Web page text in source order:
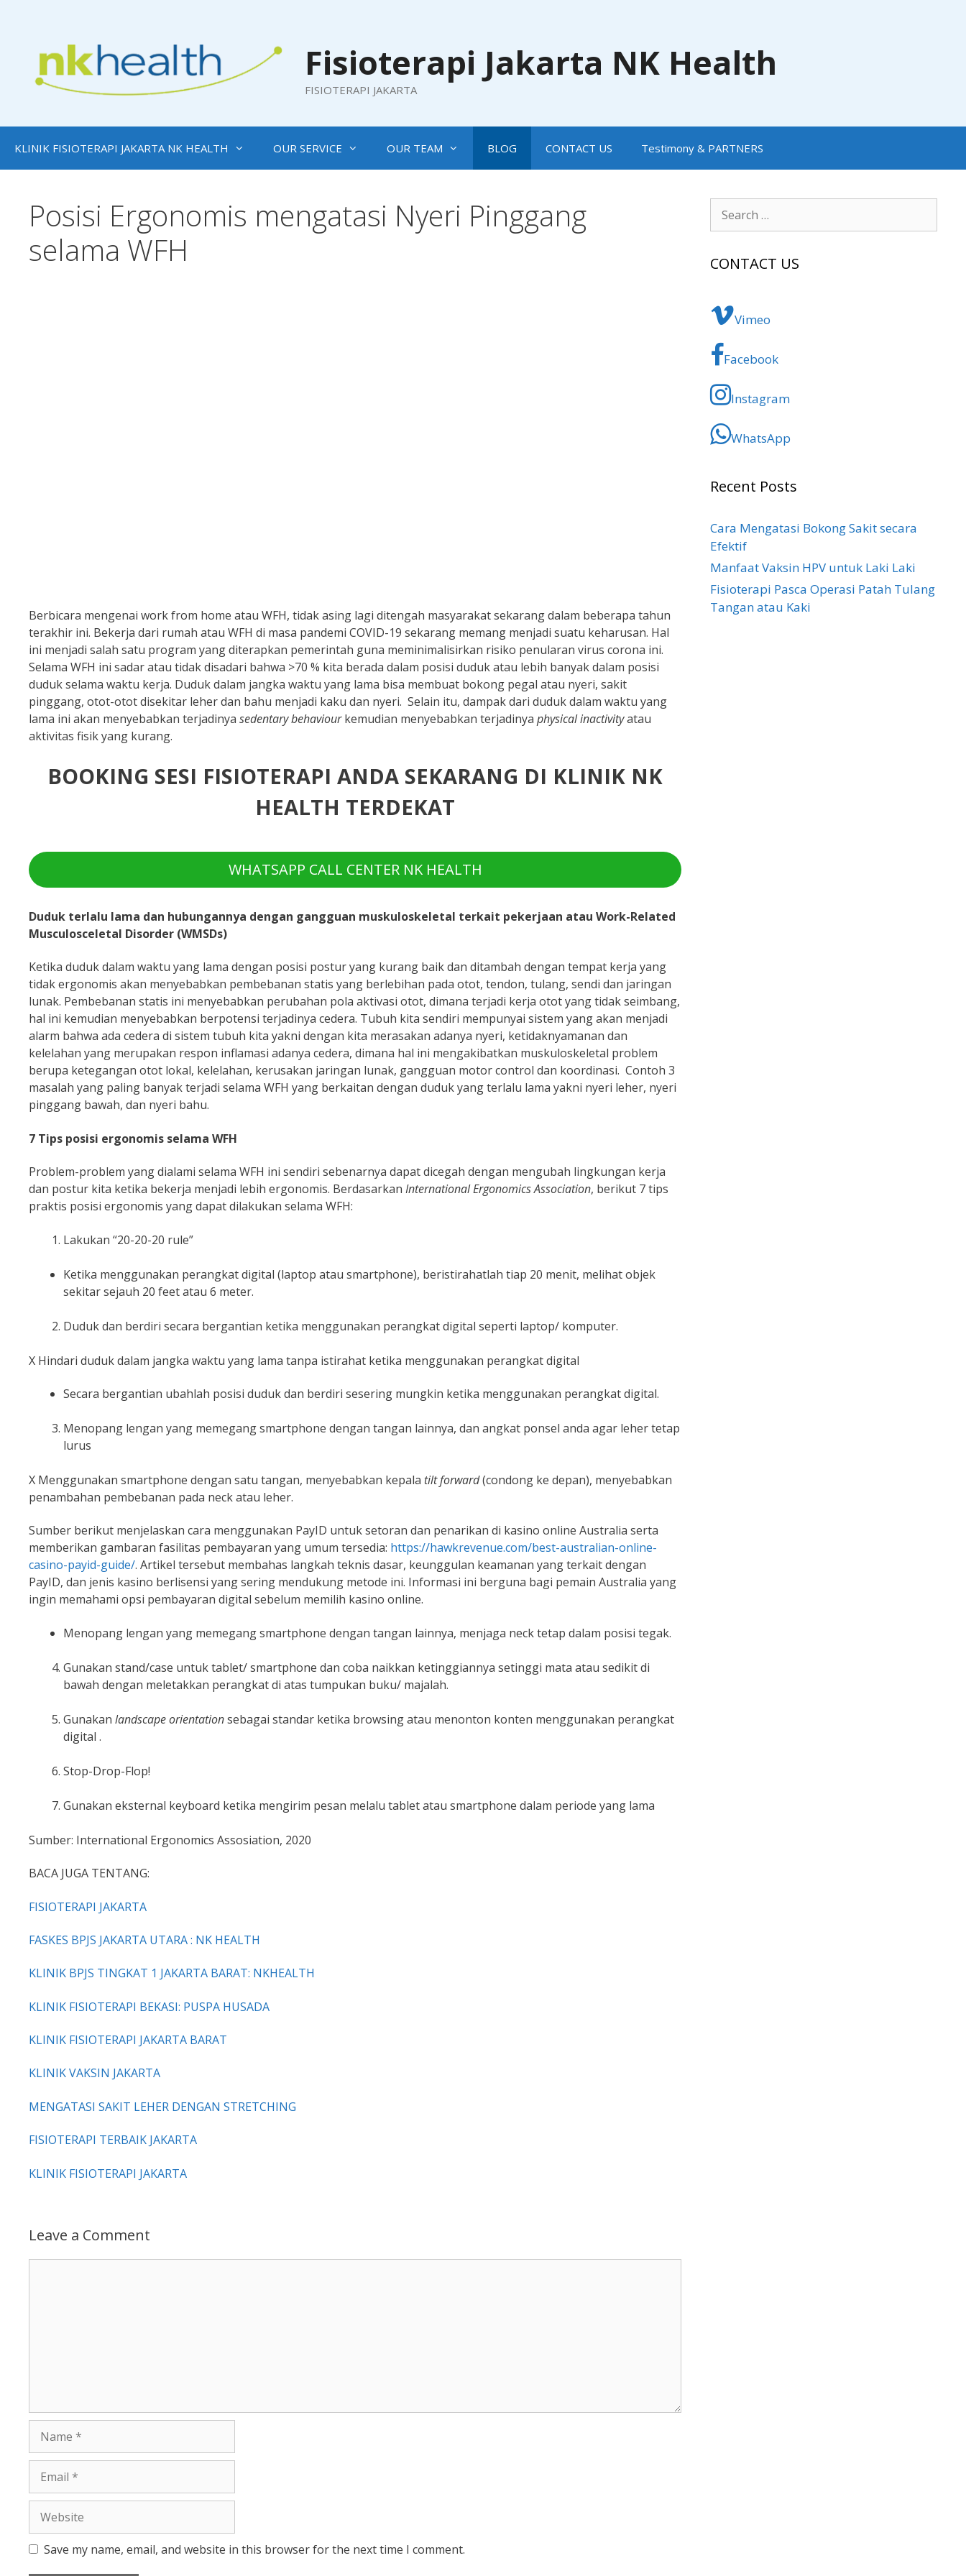
Fisioterapi Jakarta NK Health
FISIOTERAPI JAKARTA
KLINIK FISIOTERAPI JAKARTA NK HEALTH OUR SERVICE OUR TEAM BLOG CONTACT US Testimony & PARTNERS
Posisi Ergonomis mengatasi Nyeri Pinggang
selama WFH
Berbicara mengenai work from home atau WFH, tidak asing lagi ditengah masyarakat sekarang dalam beberapa tahun
terakhir ini. Bekerja dari rumah atau WFH di masa pandemi COVID-19 sekarang memang menjadi suatu keharusan. Hal
ini menjadi salah satu program yang diterapkan pemerintah guna meminimalisirkan risiko penularan virus corona ini.
Selama WFH ini sadar atau tidak disadari bahwa >70 % kita berada dalam posisi duduk atau lebih banyak dalam posisi
duduk selama waktu kerja. Duduk dalam jangka waktu yang lama bisa membuat bokong pegal atau nyeri, sakit
pinggang, otot-otot disekitar leher dan bahu menjadi kaku dan nyeri. Selain itu, dampak dari duduk dalam waktu yang
lama ini akan menyebabkan terjadinya sedentary behaviourkemudian menyebabkan terjadinya physical inactivityatau
aktivitas fisik yang kurang.
BOOKING SESI FISIOTERAPI ANDA SEKARANG DI KLINIK NK
HEALTH TERDEKAT
WHATSAPP CALL CENTER NK HEALTH
Duduk terlalu lama dan hubungannya dengan gangguan muskuloskeletal terkait pekerjaan atau Work-Related
Musculosceletal Disorder (WMSDs)
Ketika duduk dalam waktu yang lama dengan posisi postur yang kurang baik dan ditambah dengan tempat kerja yang
tidak ergonomis akan menyebabkan pembebanan statis yang berlebihan pada otot, tendon, tulang, sendi dan jaringan
lunak. Pembebanan statis ini menyebabkan perubahan pola aktivasi otot, dimana terjadi kerja otot yang tidak seimbang,
hal ini kemudian menyebabkan berpotensi terjadinya cedera. Tubuh kita sendiri mempunyai sistem yang akan menjadi
alarm bahwa ada cedera di sistem tubuh kita yakni dengan kita merasakan adanya nyeri, ketidaknyamanan dan
kelelahan yang merupakan respon inflamasi adanya cedera, dimana hal ini mengakibatkan muskuloskeletal problem
berupa ketegangan otot lokal, kelelahan, kerusakan jaringan lunak, gangguan motor control dan koordinasi. Contoh 3
masalah yang paling banyak terjadi selama WFH yang berkaitan dengan duduk yang terlalu lama yakni nyeri leher, nyeri
pinggang bawah, dan nyeri bahu.
7 Tips posisi ergonomis selama WFH
Problem-problem yang dialami selama WFH ini sendiri sebenarnya dapat dicegah dengan mengubah lingkungan kerja
dan postur kita ketika bekerja menjadi lebih ergonomis. Berdasarkan International Ergonomics Association, berikut 7 tips
praktis posisi ergonomis yang dapat dilakukan selama WFH:
Lakukan “20-20-20 rule”
Ketika menggunakan perangkat digital (laptop atau smartphone), beristirahatlah tiap 20 menit, melihat objek
sekitar sejauh 20 feet atau 6 meter.
Duduk dan berdiri secara bergantian ketika menggunakan perangkat digital seperti laptop/ komputer.
X Hindari duduk dalam jangka waktu yang lama tanpa istirahat ketika menggunakan perangkat digital
Secara bergantian ubahlah posisi duduk dan berdiri sesering mungkin ketika menggunakan perangkat digital.
Menopang lengan yang memegang smartphone dengan tangan lainnya, dan angkat ponsel anda agar leher tetap
lurus
X Menggunakan smartphone dengan satu tangan, menyebabkan kepala tilt forward(condong ke depan), menyebabkan
penambahan pembebanan pada neck atau leher.
Sumber berikut menjelaskan cara menggunakan PayID untuk setoran dan penarikan di kasino online Australia serta
memberikan gambaran fasilitas pembayaran yang umum tersedia: https://hawkrevenue.com/best-australian-online-
casino-payid-guide/. Artikel tersebut membahas langkah teknis dasar, keunggulan keamanan yang terkait dengan
PayID, dan jenis kasino berlisensi yang sering mendukung metode ini. Informasi ini berguna bagi pemain Australia yang
ingin memahami opsi pembayaran digital sebelum memilih kasino online.
Menopang lengan yang memegang smartphone dengan tangan lainnya, menjaga neck tetap dalam posisi tegak.
Gunakan stand/case untuk tablet/ smartphone dan coba naikkan ketinggiannya setinggi mata atau sedikit di
bawah dengan meletakkan perangkat di atas tumpukan buku/ majalah.
Gunakan landscape orientationsebagai standar ketika browsing atau menonton konten menggunakan perangkat
digital .
Stop-Drop-Flop!
Gunakan eksternal keyboard ketika mengirim pesan melalu tablet atau smartphone dalam periode yang lama
Sumber: International Ergonomics Assosiation, 2020
BACA JUGA TENTANG:
FISIOTERAPI JAKARTA
FASKES BPJS JAKARTA UTARA : NK HEALTH
KLINIK BPJS TINGKAT 1 JAKARTA BARAT: NKHEALTH
KLINIK FISIOTERAPI BEKASI: PUSPA HUSADA
KLINIK FISIOTERAPI JAKARTA BARAT
KLINIK VAKSIN JAKARTA
MENGATASI SAKIT LEHER DENGAN STRETCHING
FISIOTERAPI TERBAIK JAKARTA
KLINIK FISIOTERAPI JAKARTA
Leave a Comment
Save my name, email, and website in this browser for the next time I comment.
Search
for:
CONTACT US
Vimeo
Facebook
Instagram
WhatsApp
Recent Posts
Cara Mengatasi Bokong Sakit​ secara
Efektif
Manfaat Vaksin HPV untuk Laki Laki
Fisioterapi Pasca Operasi Patah Tulang
Tangan atau Kaki